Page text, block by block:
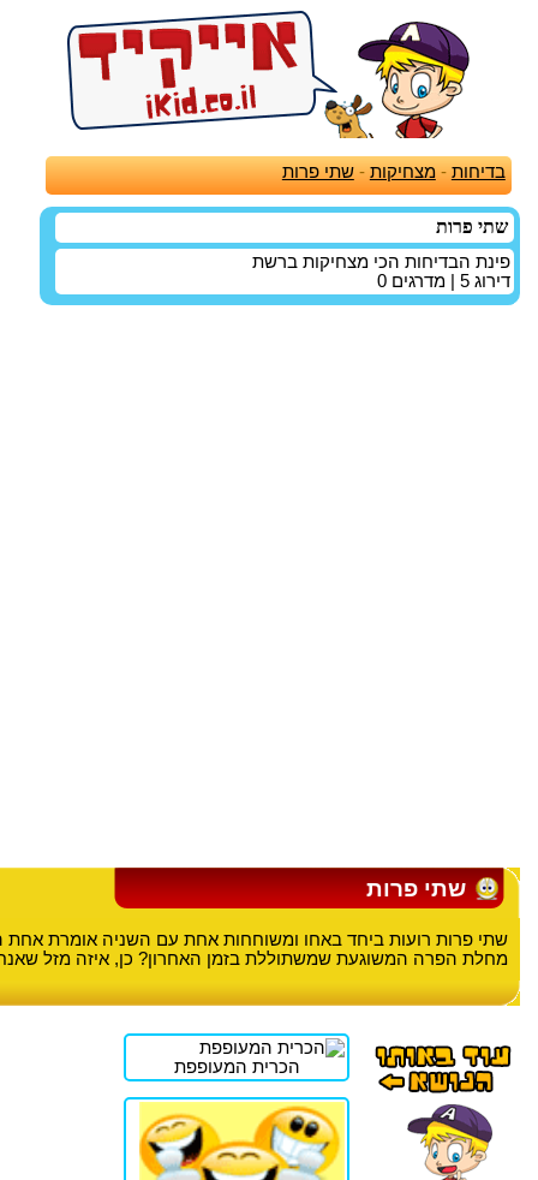
בדיחות -מצחיקות -שתי פרות
שתי פרות
פינת הבדיחות הכי מצחיקות ברשת
דירוג 5 | מדרגים 0
שתי פרות
שתי פרות רועות ביחד באחו ומשוחחות אחת עם השניה אומרת
מחלת הפרה המשוגעת שמשתוללת בזמן האחרון? כן, איזה מזל
הכרית המעופפת